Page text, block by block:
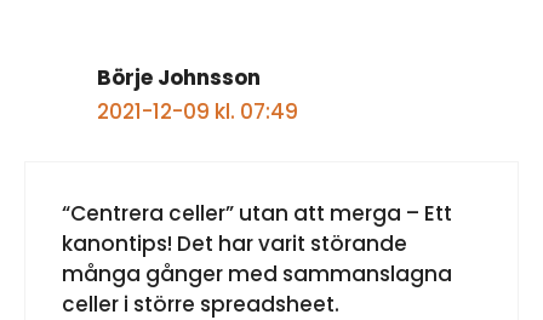
Börje Johnsson
2021-12-09 kl. 07:49
“Centrera celler” utan att merga – Ett
kanontips! Det har varit störande
många gånger med sammanslagna
celler i större spreadsheet.